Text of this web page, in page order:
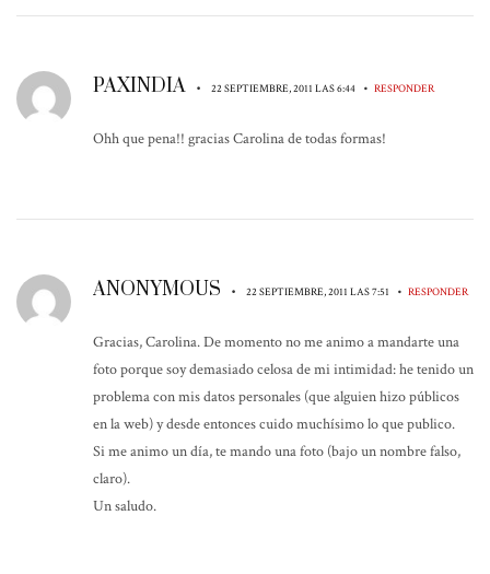
PAXINDIA • 22 SEPTIEMBRE, 2011 LAS 6:44 • RESPONDER
Ohh que pena!! gracias Carolina de todas formas!
ANONYMOUS • 22 SEPTIEMBRE, 2011 LAS 7:51 • RESPONDER
Gracias, Carolina. De momento no me animo a mandarte una
foto porque soy demasiado celosa de mi intimidad: he tenido un
problema con mis datos personales (que alguien hizo públicos
en la web) y desde entonces cuido muchísimo lo que publico.
Si me animo un día, te mando una foto (bajo un nombre falso,
claro).
Un saludo.